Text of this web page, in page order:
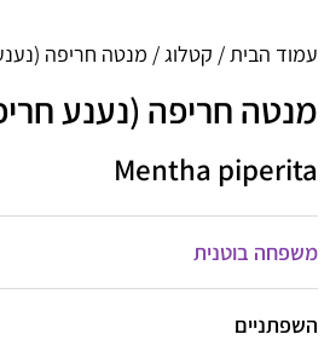
עמוד הבית / קטלוג / מנטה חריפה
מנטה חריפה (נענע
Mentha piperita
משפחה בוטנית
השפתניים